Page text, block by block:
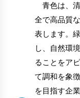
青色は、
全で高品質
表します。
し、自然環
ることをア
て調和を象
を目指す企